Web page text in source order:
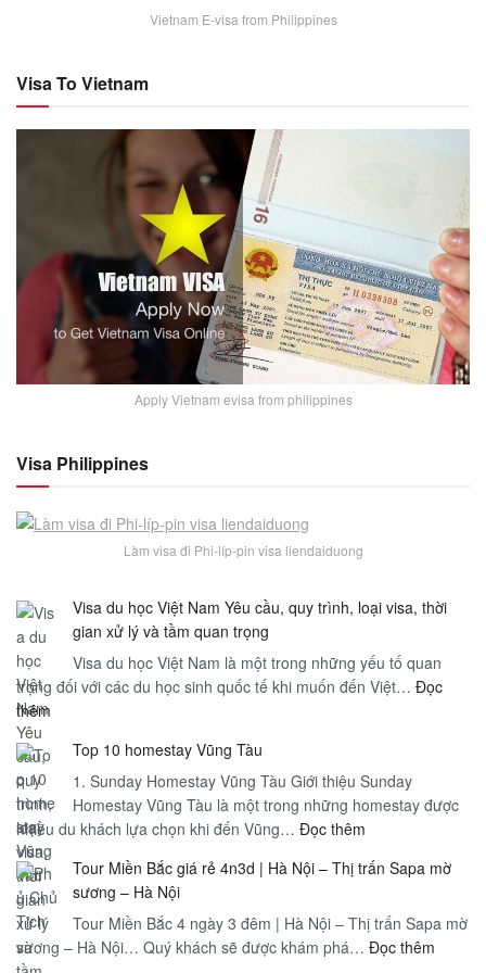
Vietnam E-visa from Philippines
Visa To Vietnam
Apply Vietnam evisa from philippines
Visa Philippines
Làm visa đi Phi-líp-pin visa liendaiduong
Visa du học Việt Nam Yêu cầu, quy trình, loại visa, thời
gian xử lý và tầm quan trọng
Visa du học Việt Nam là một trong những yếu tố quan
trọng đối với các du học sinh quốc tế khi muốn đến Việt… Đọc
thêm
học
Việt
Nam
Yêu
cầu,
quy
trình,
loại
Top 10 homestay Vũng Tàu
1. Sunday Homestay Vũng Tàu Giới thiệu Sunday
Homestay Vũng Tàu là một trong những homestay được
nhiều du khách lựa chọn khi đến Vũng… Đọc thêm
10
Vũng
Tàu
Tour Miền Bắc giá rẻ 4n3d | Hà Nội – Thị trấn Sapa mờ
sương – Hà Nội
Tour Miền Bắc 4 ngày 3 đêm | Hà Nội – Thị trấn Sapa mờ
sương – Hà Nội… Quý khách sẽ được khám phá… Đọc thêm